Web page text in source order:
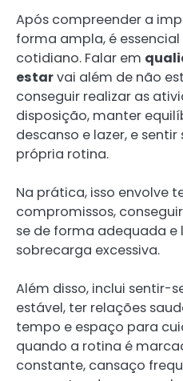
Após compreender a
forma ampla, é
cotidiano. Falar em
estarvai além de não
conseguir realizar as
disposição, manter
descanso e lazer, e
própria rotina.
Na prática, isso envolve
compromissos,
se de forma adequada
sobrecarga excessiva.
Além disso, inclui sentir-
estável, ter relações
tempo e espaço para
quando a rotina é
constante, cansaço